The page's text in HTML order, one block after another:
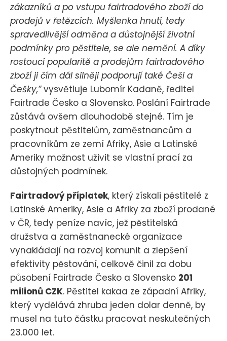
zákazníků a po vstupu fairtradového zboží do
prodejů v řetězcích. Myšlenka hnutí, tedy
spravedlivější odměna a důstojnější životní
podmínky pro pěstitele, se ale nemění. A díky
rostoucí popularitě a prodejům fairtradového
zboží ji čím dál silněji podporují také Češi a
Češky,”vysvětluje Lubomír Kadaně, ředitel
Fairtrade Česko a Slovensko. Poslání Fairtrade
zůstává ovšem dlouhodobě stejné. Tím je
poskytnout pěstitelům, zaměstnancům a
pracovníkům ze zemí Afriky, Asie a Latinské
Ameriky možnost uživit se vlastní prací za
důstojných podmínek.
Fairtradový příplatek, který získali pěstitelé z
Latinské Ameriky, Asie a Afriky za zboží prodané
v ČR, tedy peníze navíc, jež pěstitelská
družstva a zaměstnanecké organizace
vynakládají na rozvoj komunit a zlepšení
efektivity pěstování, celkově činil za dobu
působení Fairtrade Česko a Slovensko 201
milionů CZK. Pěstitel kakaa ze západní Afriky,
který vydělává zhruba jeden dolar denně, by
musel na tuto částku pracovat neskutečných
23.000 let.